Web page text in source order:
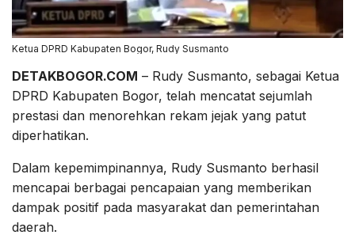
Ketua DPRD Kabupaten Bogor, Rudy Susmanto
DETAKBOGOR.COM – Rudy Susmanto, sebagai Ketua
DPRD Kabupaten Bogor, telah mencatat sejumlah
prestasi dan menorehkan rekam jejak yang patut
diperhatikan.
Dalam kepemimpinannya, Rudy Susmanto berhasil
mencapai berbagai pencapaian yang memberikan
dampak positif pada masyarakat dan pemerintahan
daerah.